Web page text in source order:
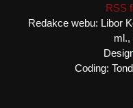
RSS
Redakce webu: Libor
ml.,
Coding: